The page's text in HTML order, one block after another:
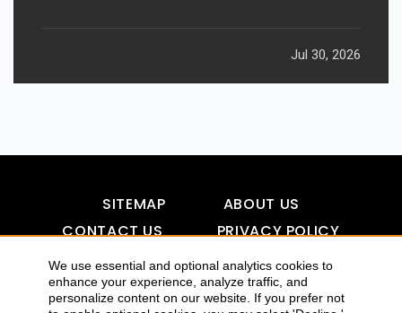
We use essential and optional analytics cookies to
enhance your experience, analyze traffic, and
personalize content on our website. If you prefer not
Jul 30, 2026
SITEMAP
ABOUT US
CONTACT US
PRIVACY POLICY
DISCLAIMER
TOOL FOR AI VISIBILITY